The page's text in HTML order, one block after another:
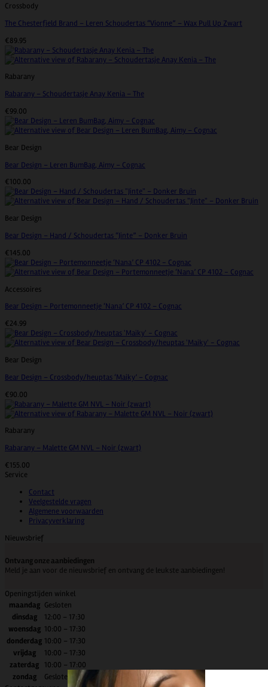
Crossbody
The Chesterfield Brand – Leren Schoudertas “Vionne” – Wax Pull Up Zwart
€89.95
Rabarany
Rabarany – Schoudertasje Anay Kenia – The
€99.00
Bear Design
Bear Design – Leren BumBag, Aimy – Cognac
€100.00
Bear Design
Bear Design – Hand / Schoudertas “Jinte” – Donker Bruin
€145.00
Accessoires
Bear Design – Portemonneetje ‘Nana’ CP 4102 – Cognac
€24.99
Bear Design
Bear Design – Crossbody/heuptas ‘Maiky’ – Cognac
€90.00
Rabarany
Rabarany – Malette GM NVL – Noir (zwart)
€155.00
Service
Contact
Veelgestelde vragen
Algemene voorwaarden
Privacyverklaring
Nieuwsbrief
Ontvang onze aanbiedingen
Meld je aan voor de nieuwsbrief en ontvang de leukste aanbiedingen!
Openingstijden winkel
maandag Gesloten
dinsdag
12:00 – 17:30
woensdag 10:00 – 17:30
donderdag 10:00 – 17:30
vrijdag
10:00 – 17:30
zaterdag
10:00 – 17:00
zondag
Gesloten